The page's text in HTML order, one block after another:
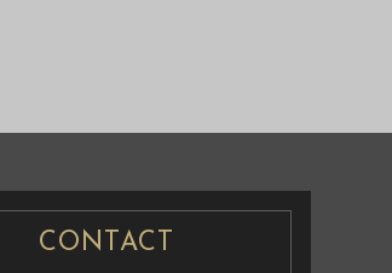
CONTACT